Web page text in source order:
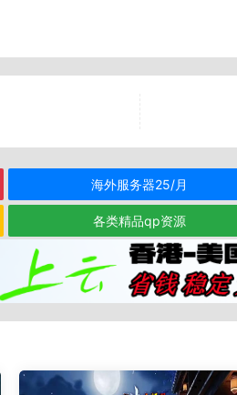
海外服务器25/月
各类精品qp资源